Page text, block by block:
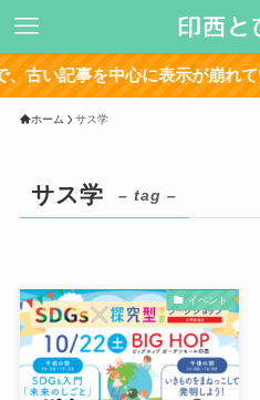
い記事を中心に表示が崩れて
ホーム サス学
サス学 – tag –
イベント